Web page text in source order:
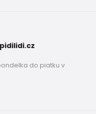
do piatku v